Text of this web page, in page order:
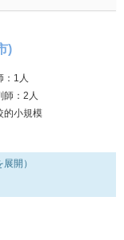
)
：1人
師：2人
的小規模
開）